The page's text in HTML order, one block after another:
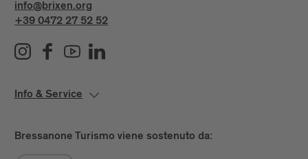
info@brixen.org
+39 0472 27 52 52
Info & Service
Bressanone Turismo viene sostenuto da: